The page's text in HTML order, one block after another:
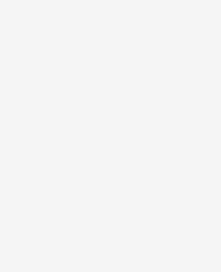
на природі або ходить до ресторанів із терасами.
із нашої колекції або надішліть своє зображення